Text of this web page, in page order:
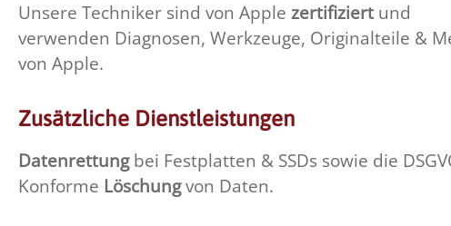
Unsere Techniker sind von Apple zertifiziert und
verwenden Diagnosen, Werkzeuge, Originalteile &
von Apple.
Zusätzliche Dienstleistungen
Datenrettungbei Festplatten & SSDs sowie die
Konforme Löschungvon Daten.